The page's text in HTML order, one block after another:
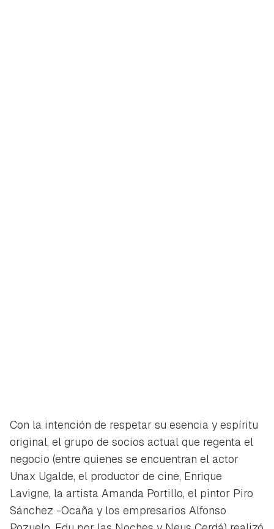
Con la intención de respetar su esencia y espíritu
original, el grupo de socios actual que regenta el
negocio (entre quienes se encuentran el actor
Unax Ugalde, el productor de cine, Enrique
Lavigne, la artista Amanda Portillo, el pintor Piro
Sánchez -Ocaña y los empresarios Alfonso